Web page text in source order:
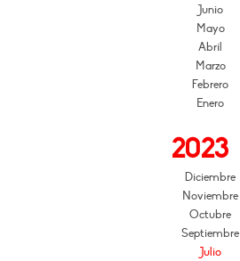
Junio
Mayo
Abril
Marzo
Febrero
Enero
2023
Diciembre
Noviembre
Octubre
Septiembre
Julio